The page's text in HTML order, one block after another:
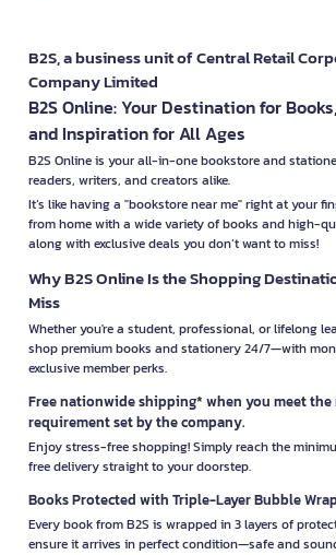
B2S, a business unit of Central Retail
Company Limited
B2S Online: Your Destination for
and Inspiration for All Ages
B2S Online is your all-in-one bookstore and
readers, writers, and creators alike.
It’s like having a "bookstore near me" right at your
from home with a wide variety of books and high-
along with exclusive deals you don’t want to miss!
Why B2S Online Is the Shopping
Miss
Whether you're a student, professional, or lifelong
shop premium books and stationery 24/7—with
exclusive member perks.
Free nationwide shipping* when you meet
requirement set by the company.
Enjoy stress-free shopping! Simply reach the
free delivery straight to your doorstep.
Books Protected with Triple-Layer Bubble
Every book from B2S is wrapped in 3 layers of
ensure it arrives in perfect condition—safe and